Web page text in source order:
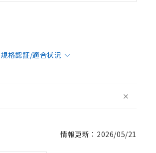
規格認証/適合状況
情報更新：2026/05/21